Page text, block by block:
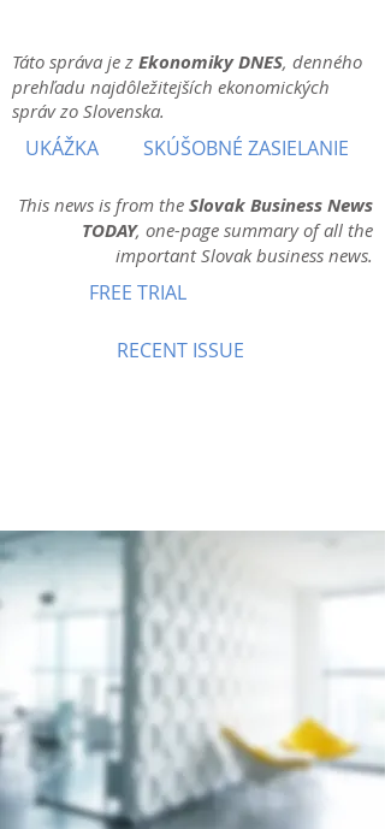
Táto správa je z Ekonomiky DNES, denného
prehľadu najdôležitejších ekonomických
správ zo Slovenska.
UKÁŽKA SKÚŠOBNÉ ZASIELANIE
This news is from the Slovak Business News
TODAY, one-page summary of all the
important Slovak business news.
FREE TRIAL
RECENT ISSUE